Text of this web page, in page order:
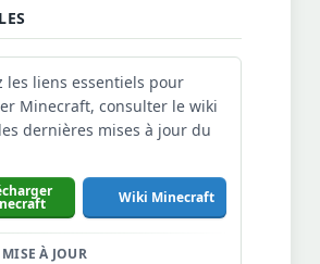
les liens essentiels pour
Minecraft, consulter le wiki
dernières mises à jour du
Wiki Minecraft
À JOUR